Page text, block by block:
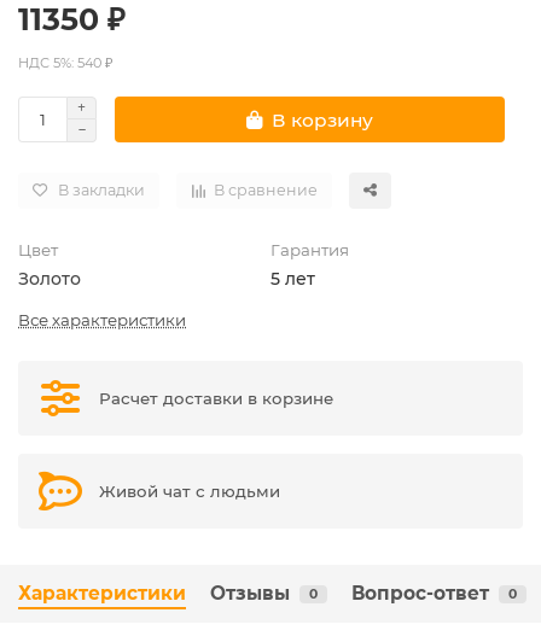
11350 ₽
НДС 5%: 540 ₽
В корзину
В закладки В сравнение
Цвет
Золото
Гарантия
5 лет
Все характеристики
Расчет доставки в корзине
Живой чат с людьми
Характеристики Отзывы 0 Вопрос-ответ 0